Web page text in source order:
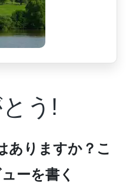
う!
ありますか？こ
ーを書く